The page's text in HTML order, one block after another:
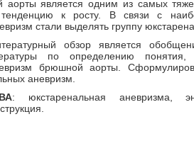
является одним из самых
к росту. В связи с
стали выделять группу
обзор является
по определению
брюшной аорты.
аневризм.
: юкстаренальная аневризма,